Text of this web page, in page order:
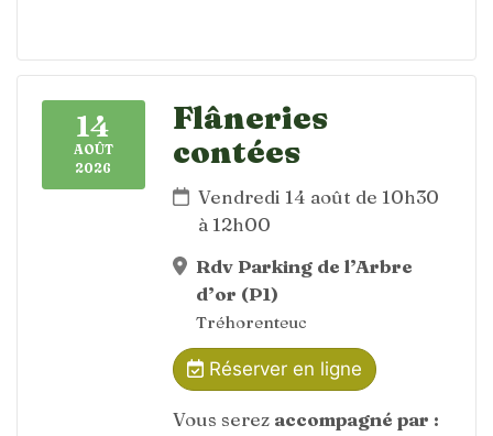
14
AOÛT
2026
Flâneries
contées
Vendredi 14 août de 10h30
à 12h00
Rdv Parking de l’Arbre
d’or (P1)
Tréhorenteuc
Réserver en ligne
Vous serez accompagné par :